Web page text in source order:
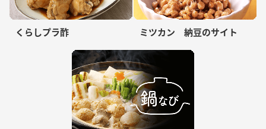
くらしプラ酢 ミツカン 納豆のサイト